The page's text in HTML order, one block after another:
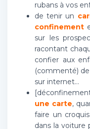
rubans à vos
de tenir un
confinement
sur les
racontant
confier aux
(commenté)
sur internet…
une carte,
faire un
dans la voiture